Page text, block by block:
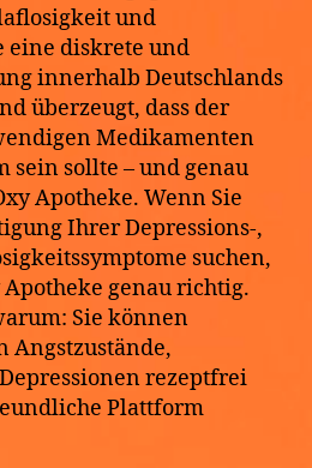
und
eine diskrete und
innerhalb Deutschlands
überzeugt, dass der
Medikamenten
sein sollte – und genau
Apotheke. Wenn Sie
Ihrer Depressions-,
suchen,
genau richtig.
Sie können
Angstzustände,
rezeptfrei
Plattform